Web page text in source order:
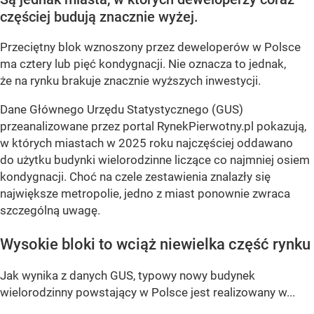
częściej budują znacznie wyżej.
Przeciętny blok wznoszony przez deweloperów w Polsce
ma cztery lub pięć kondygnacji. Nie oznacza to jednak,
że na rynku brakuje znacznie wyższych inwestycji.
Dane Głównego Urzędu Statystycznego (GUS)
przeanalizowane przez portal RynekPierwotny.pl pokazują,
w których miastach w 2025 roku najczęściej oddawano
do użytku budynki wielorodzinne liczące co najmniej osiem
kondygnacji. Choć na czele zestawienia znalazły się
największe metropolie, jedno z miast ponownie zwraca
szczególną uwagę.
Wysokie bloki to wciąż niewielka część rynku
Jak wynika z danych GUS, typowy nowy budynek
wielorodzinny powstający w Polsce jest realizowany w...